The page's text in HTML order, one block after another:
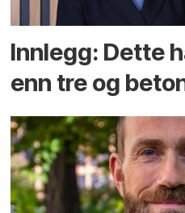
Innlegg: Dette
enn tre og